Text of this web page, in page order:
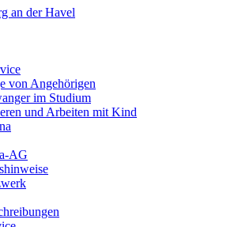
an der Havel
von Angehörigen
im Studium
und Arbeiten mit Kind
AG